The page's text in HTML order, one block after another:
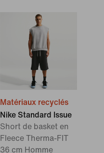
Matériaux recyclés
Nike Standard Issue
Short de basket en
Fleece Therma-FIT
36 cm Homme